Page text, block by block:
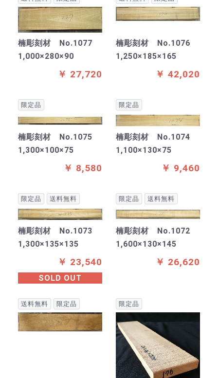
楠彫刻材 No.1077
1,000×280×90
￥ 27,720
楠彫刻材 No.1076
1,250×185×165
￥ 42,020
限定品
楠彫刻材 No.1075
1,300×100×75
￥ 8,580
限定品
楠彫刻材 No.1074
1,100×130×75
￥ 9,460
限定品 送料無料
楠彫刻材 No.1073
1,300×135×135
￥ 23,540
SOLD OUT
限定品 送料無料
楠彫刻材 No.1072
1,600×130×145
￥ 26,620
送料無料 限定品 限定品